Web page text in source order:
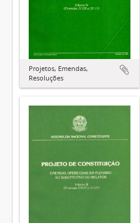
Projetos, Emendas,
Resoluções